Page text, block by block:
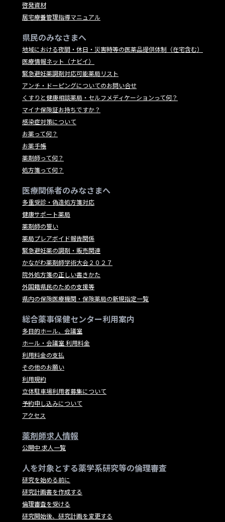
啓発資材
居宅療養管理指導マニュアル
県民のみなさまへ
地域における夜間・休日・災害時等の医薬品提供体制（在宅含む）
医療情報ネット（ナビイ）
緊急避妊薬調剤対応可能薬局リスト
アンチ・ドーピングについてのお問い合せ
くすりと健康相談薬局・セルフメディケーションって何？
マイナ保険証お持ちですか？
感染症対策について
お薬って何？
お薬手帳
薬剤師って何？
処方箋って何？
医療関係者のみなさまへ
多重受診・偽造処方箋対応
健康サポート薬局
薬剤師の誓い
薬局プレアボイド報告関係
緊急避妊薬の調剤・販売関連
かながわ薬剤師学術大会２０２７
院外処方箋の正しい書きかた
外国籍県民のための支援等
県内の保険医療機関・保険薬局の新規指定一覧
総合薬事保健センター利用案内
多目的ホール、会議室
ホール・会議室 利用料金
利用料金の支払
その他のお願い
利用規約
立体駐車場利用者募集について
予約申し込みについて
アクセス
薬剤師求人情報
公開中 求人一覧
人を対象とする薬学系研究等の倫理審査
研究を始める前に
研究計画書を作成する
倫理審査を受ける
研究開始後、研究計画を変更する